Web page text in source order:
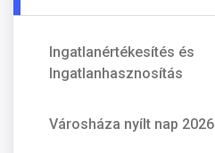
Ingatlanértékesítés és
Ingatlanhasznosítás
Városháza nyílt nap 2026